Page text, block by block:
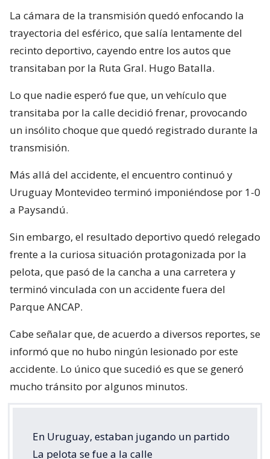
La cámara de la transmisión quedó enfocando la
trayectoria del esférico, que salía lentamente del
recinto deportivo, cayendo entre los autos que
transitaban por la Ruta Gral. Hugo Batalla.
Lo que nadie esperó fue que, un vehículo que
transitaba por la calle decidió frenar, provocando
un insólito choque que quedó registrado durante la
transmisión.
Más allá del accidente, el encuentro continuó y
Uruguay Montevideo terminó imponiéndose por 1-0
a Paysandú.
Sin embargo, el resultado deportivo quedó relegado
frente a la curiosa situación protagonizada por la
pelota, que pasó de la cancha a una carretera y
terminó vinculada con un accidente fuera del
Parque ANCAP.
Cabe señalar que, de acuerdo a diversos reportes, se
informó que no hubo ningún lesionado por este
accidente. Lo único que sucedió es que se generó
mucho tránsito por algunos minutos.
En Uruguay, estaban jugando un partido
La pelota se fue a la calle